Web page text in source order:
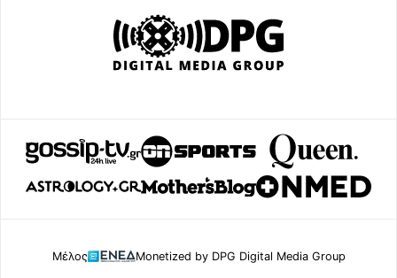
Μέλος Monetized by DPG Digital Media Group